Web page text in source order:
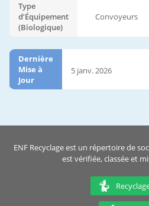
Type
d’Équipement
(Biologique)
Convoyeurs
Dernière
Mise à
Jour
5 janv. 2026
ENF Recyclage est un répertoire de
est vérifiée, classée et